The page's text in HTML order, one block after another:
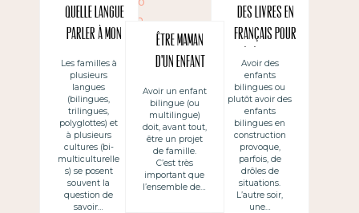
Quelle langue
parler à mon
enfant en
public
Les familles à
plusieurs
langues
(bilingues,
trilingues,
polyglottes) et
à plusieurs
cultures (bi-
multiculturelle
s) se posent
souvent la
question de
savoir…
Être maman
d’un enfant
bilingue
Avoir un enfant
bilingue (ou
multilingue)
doit, avant tout,
être un projet
de famille.
C’est très
important que
l’ensemble de…
Des livres en
français pour
bébé bilingue
? Non, merci !
Avoir des
enfants
bilingues ou
plutôt avoir des
enfants
bilingues en
construction
provoque,
parfois, de
drôles de
situations.
L’autre soir,
une…